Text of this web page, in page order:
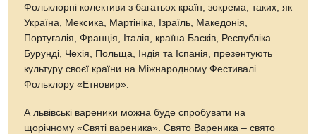
Фольклорні колективи з багатьох країн, зокрема, таких, як
Україна, Мексика, Мартініка, Ізраїль, Македонія,
Португалія, Франція, Італія, країна Басків, Республіка
Бурунді, Чехія, Польща, Індія та Іспанія, презентують
культуру своєї країни на Міжнародному Фестивалі
Фольклору «Етновир».
А львівські вареники можна буде спробувати на
щорічному «Святі вареника». Свято Вареника – свято